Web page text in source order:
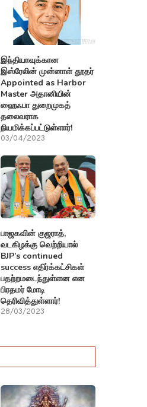
இந்தியாவுக்கான
இஸ்ரேலின் முன்னாள் தூதர்
Appointed as Harbor
Master அதானியின்
ஹைஃபா துறைமுகத்
தலைவராக
நியமிக்கப்பட்டுள்ளார்!
03/04/2023
பாஜகவின் குஜராத்,
வடகிழக்கு வெற்றியால்
BJP’s continued
success எதிர்க்கட்சிகள்
பதற்றமடைந்துள்ளன என
பிரதமர் மோடி
தெரிவித்துள்ளார்!
28/03/2023